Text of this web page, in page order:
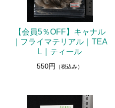
【会員5％OFF】キャナル
｜フライマテリアル｜TEA
L｜ティール
550円 （税込み）